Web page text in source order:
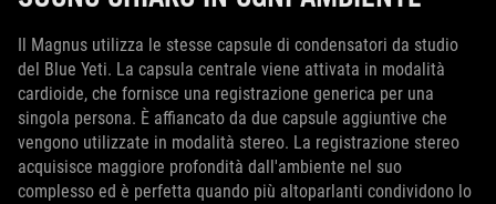
Il Magnus utilizza le stesse capsule di condensatori da studio
del Blue Yeti. La capsula centrale viene attivata in modalità
cardioide, che fornisce una registrazione generica per una
singola persona. È affiancato da due capsule aggiuntive che
vengono utilizzate in modalità stereo. La registrazione stereo
acquisisce maggiore profondità dall'ambiente nel suo
complesso ed è perfetta quando più altoparlanti condividono lo